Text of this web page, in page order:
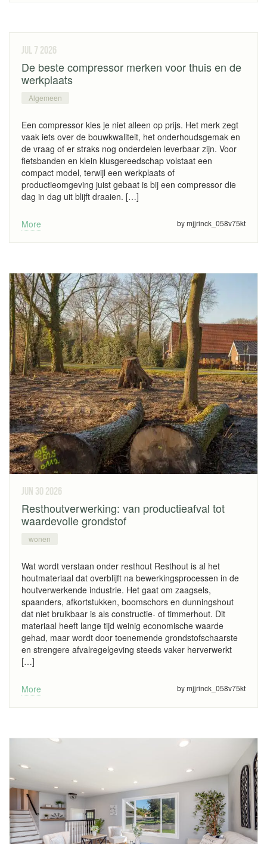
jul 7 2026
De beste compressor merken voor thuis en de
werkplaats
Algemeen
Een compressor kies je niet alleen op prijs. Het merk zegt
vaak iets over de bouwkwaliteit, het onderhoudsgemak en
de vraag of er straks nog onderdelen leverbaar zijn. Voor
fietsbanden en klein klusgereedschap volstaat een
compact model, terwijl een werkplaats of
productieomgeving juist gebaat is bij een compressor die
dag in dag uit blijft draaien. […]
More by mjjrinck_058v75kt
jun 30 2026
Resthoutverwerking: van productieafval tot
waardevolle grondstof
wonen
Wat wordt verstaan onder resthout Resthout is al het
houtmateriaal dat overblijft na bewerkingsprocessen in de
houtverwerkende industrie. Het gaat om zaagsels,
spaanders, afkortstukken, boomschors en dunningshout
dat niet bruikbaar is als constructie- of timmerhout. Dit
materiaal heeft lange tijd weinig economische waarde
gehad, maar wordt door toenemende grondstofschaarste
en strengere afvalregelgeving steeds vaker herverwerkt
[…]
More by mjjrinck_058v75kt